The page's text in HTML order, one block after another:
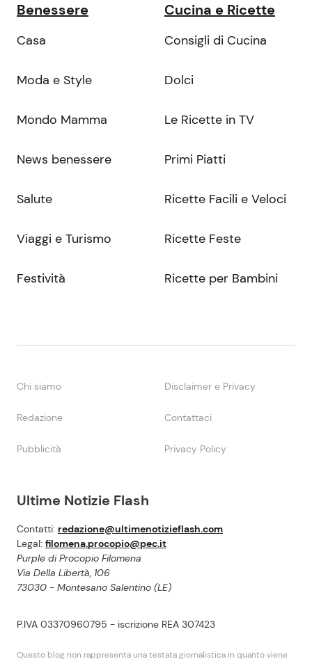
Ultime Notizie Flash
Contatti: redazione@ultimenotizieflash.com
Legal: filomena.procopio@pec.it
Purple di Procopio Filomena
Via Della Libertà, 106
73030 - Montesano Salentino (LE)
P.IVA 03370960795 - iscrizione REA 307423
Questo blog non rappresenta una testata giornalistica in quanto viene
Benessere
Casa
Moda e Style
Mondo Mamma
News benessere
Salute
Viaggi e Turismo
Festività
Cucina e Ricette
Consigli di Cucina
Dolci
Le Ricette in TV
Primi Piatti
Ricette Facili e Veloci
Ricette Feste
Ricette per Bambini
Chi siamo Disclaimer e Privacy
Redazione Contattaci
Pubblicità Privacy Policy